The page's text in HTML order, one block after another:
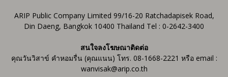
ARIP Public Company Limited 99/16-20 Ratchadapisek Road,
Din Daeng, Bangkok 10400 Thailand Tel : 0-2642-3400
สนใจลงโฆษณาติดต่อ
คุณวันวิสาข์ คำหอมรื่น (คุณแนน) โทร. 08-1668-2221 หรือ email :
wanvisak@arip.co.th